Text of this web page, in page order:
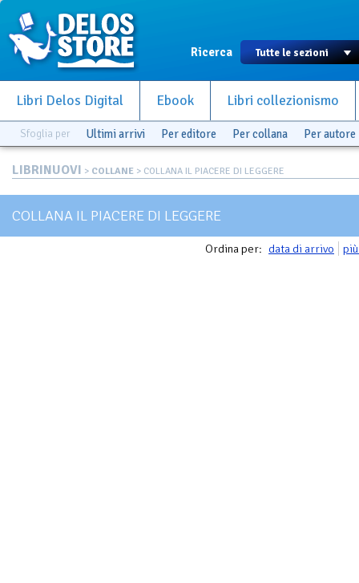
Ricerca
Libri Delos Digital Ebook Libri collezionismo
Sfoglia per Ultimi arrivi Per editore Per collana Per autore
LIBRINUOVI > COLLANE > COLLANA IL PIACERE DI LEGGERE
COLLANA IL PIACERE DI LEGGERE
Ordina per: data di arrivo